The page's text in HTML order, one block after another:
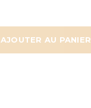
AJOUTER AU PANIER